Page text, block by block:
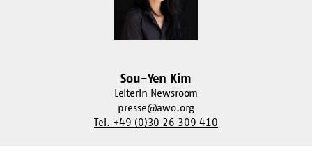
Sou-Yen Kim
Leiterin Newsroom
presse@awo.org
Tel. +49 (0)30 26 309 410